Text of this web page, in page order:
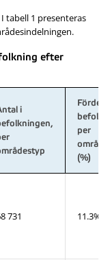
I tabell 1 presenteras
efter
i
per
(%)
731 11.3%